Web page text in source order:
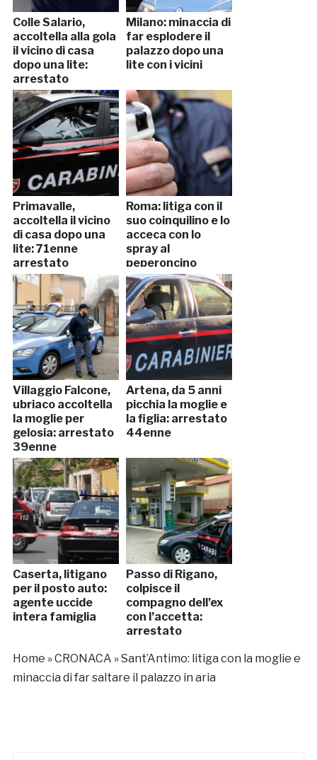
Colle Salario,
accoltella alla gola
il vicino di casa
dopo una lite:
arrestato
Milano: minaccia di
far esplodere il
palazzo dopo una
lite con i vicini
Primavalle,
accoltella il vicino
di casa dopo una
lite: 71enne
arrestato
Roma: litiga con il
suo coinquilino e lo
acceca con lo
spray al
peperoncino
Villaggio Falcone,
ubriaco accoltella
la moglie per
gelosia: arrestato
39enne
Artena, da 5 anni
picchia la moglie e
la figlia: arrestato
44enne
Caserta, litigano
per il posto auto:
agente uccide
intera famiglia
Passo di Rigano,
colpisce il
compagno dell’ex
con l’accetta:
arrestato
Home »CRONACA »Sant’Antimo: litiga con la moglie e
minaccia di far saltare il palazzo in aria